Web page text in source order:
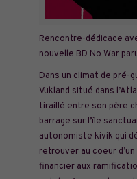
Rencontre-dédicace
nouvelle BD No War
Dans un climat de pré-
Vukland situé dans
tiraillé entre son père
barrage sur l’île
autonomiste kivik qui
retrouver au coeur
financier aux